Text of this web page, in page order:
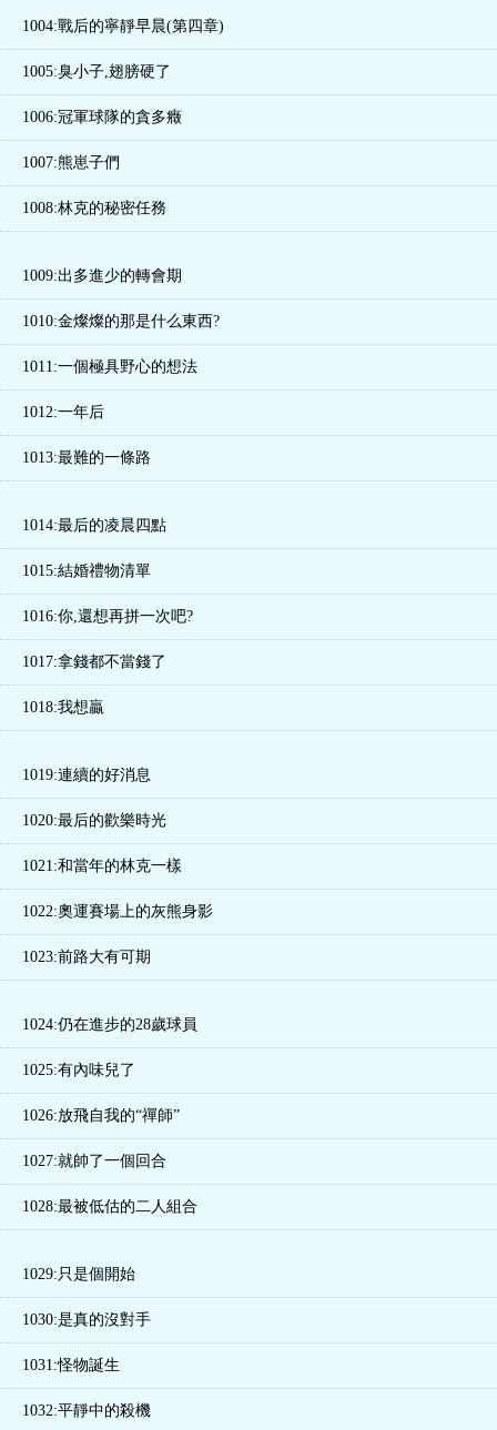
1004:戰后的寧靜早晨(第四章)
1005:臭小子,翅膀硬了
1006:冠軍球隊的貪多癥
1007:熊崽子們
1008:林克的秘密任務
1009:出多進少的轉會期
1010:金燦燦的那是什么東西?
1011:一個極具野心的想法
1012:一年后
1013:最難的一條路
1014:最后的凌晨四點
1015:結婚禮物清單
1016:你,還想再拼一次吧?
1017:拿錢都不當錢了
1018:我想贏
1019:連續的好消息
1020:最后的歡樂時光
1021:和當年的林克一樣
1022:奧運賽場上的灰熊身影
1023:前路大有可期
1024:仍在進步的28歲球員
1025:有內味兒了
1026:放飛自我的“禪師”
1027:就帥了一個回合
1028:最被低估的二人組合
1029:只是個開始
1030:是真的沒對手
1031:怪物誕生
1032:平靜中的殺機